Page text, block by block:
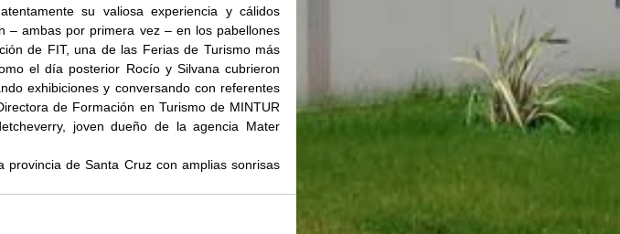
su valiosa experiencia y cálidos
– ambas por primera vez – en los pabellones
de FIT, una de las Ferias de Turismo más
el día posterior Rocío y Silvana cubrieron
exhibiciones y conversando con referentes
de Formación en Turismo de MINTUR
joven dueño de la agencia Mater
de Santa Cruz con amplias sonrisas